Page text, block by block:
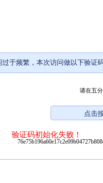
过于频繁，本次访问做以下验证码
请在五
验证码初始化失败！